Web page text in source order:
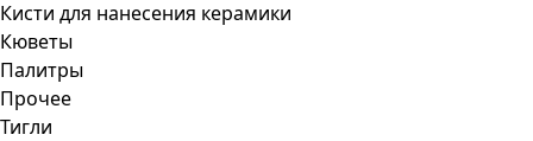
Кисти для нанесения керамики
Кюветы
Палитры
Прочее
Тигли